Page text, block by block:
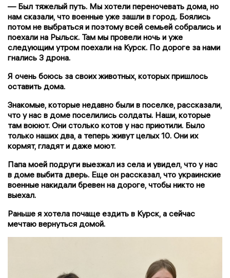
— Был тяжелый путь. Мы хотели переночевать дома, но
нам сказали, что военные уже зашли в город. Боялись
потом не выбраться и поэтому всей семьей собрались и
поехали на Рыльск. Там мы провели ночь и уже
следующим утром поехали на Курск. По дороге за нами
гнались 3 дрона.
Я очень боюсь за своих животных, которых пришлось
оставить дома.
Знакомые, которые недавно были в поселке, рассказали,
что у нас в доме поселились солдаты. Наши, которые
там воюют. Они столько котов у нас приютили. Было
только наших два, а теперь живут целых 10. Они их
кормят, гладят и даже моют.
Папа моей подруги выезжал из села и увидел, что у нас
в доме выбита дверь. Еще он рассказал, что украинские
военные накидали бревен на дороге, чтобы никто не
выехал.
Раньше я хотела почаще ездить в Курск, а сейчас
мечтаю вернуться домой.